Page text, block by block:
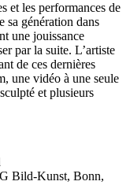
et les performances de
sa génération dans
une jouissance
par la suite. L’artiste
de ces dernières
une vidéo à une seule
et plusieurs
Bild-Kunst, Bonn,